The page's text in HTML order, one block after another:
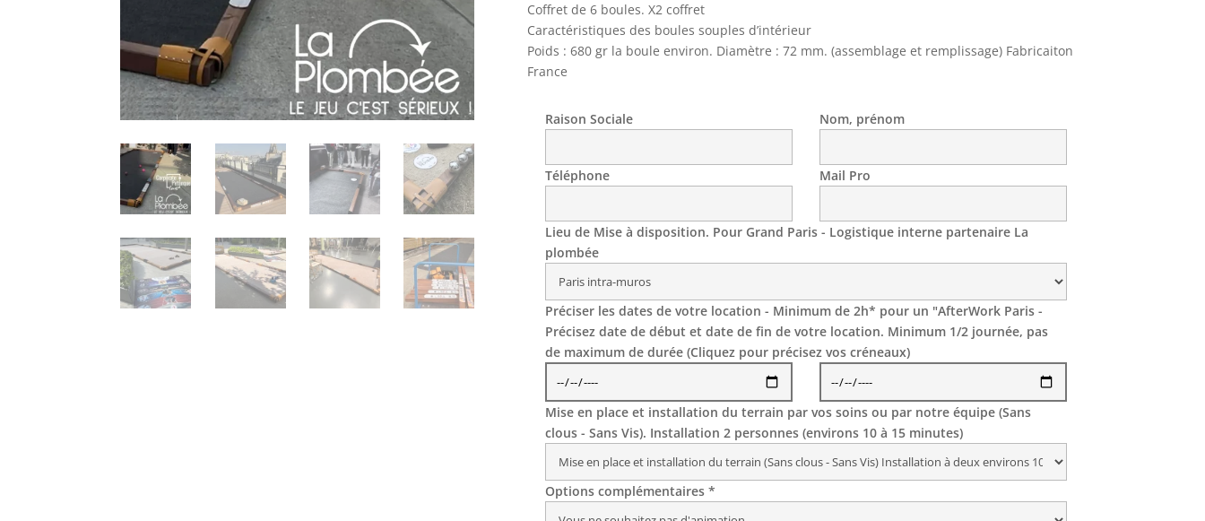
Coffret de 6 boules. X2 coffret
Caractéristiques des boules souples dʼintérieur
Poids : 680 gr la boule environ. Diamètre : 72 mm. (assemblage et remplissage) Fabricaiton
France
Raison Sociale Nom, prénom
Téléphone Mail Pro
Lieu de Mise à disposition. Pour Grand Paris - Logistique interne partenaire La
plombée
Préciser les dates de votre location - Minimum de 2h* pour un "AfterWork Paris -
Précisez date de début et date de fin de votre location. Minimum 1/2 journée, pas
de maximum de durée (Cliquez pour précisez vos créneaux)
Mise en place et installation du terrain par vos soins ou par notre équipe (Sans
clous - Sans Vis). Installation 2 personnes (environs 10 à 15 minutes)
Options complémentaires *